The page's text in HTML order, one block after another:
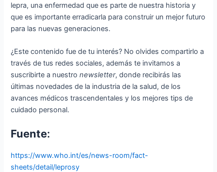
lepra, una enfermedad que es parte de nuestra historia y
que es importante erradicarla para construir un mejor futuro
para las nuevas generaciones.
¿Este contenido fue de tu interés? No olvides compartirlo a
través de tus redes sociales, además te invitamos a
suscribirte a nuestronewsletter, donde recibirás las
últimas novedades de la industria de la salud, de los
avances médicos trascendentales y los mejores tips de
cuidado personal.
Fuente:
https://www.who.int/es/news-room/fact-
sheets/detail/leprosy